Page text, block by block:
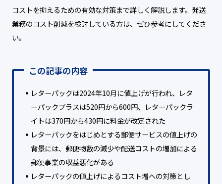
コストを抑えるための有効な対策まで詳しく解説します。発送
業務のコスト削減を検討している方は、ぜひ参考にしてくださ
い。
この記事の内容
レターパックは2024年10月に値上げが行われ、レタ
ーパックプラスは520円から600円、レターパックラ
イトは370円から430円に料金が改定された
レターパックをはじめとする郵便サービスの値上げの
背景には、郵便物数の減少や配送コストの増加による
郵便事業の収益悪化がある
レターパックの値上げによるコスト増への対策とし